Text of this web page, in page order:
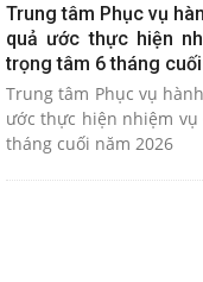
Trung tâm Phục vụ
quả ước thực hiện
trọng tâm 6 tháng
Trung tâm Phục vụ
ước thực hiện nhiệm
tháng cuối năm 2026